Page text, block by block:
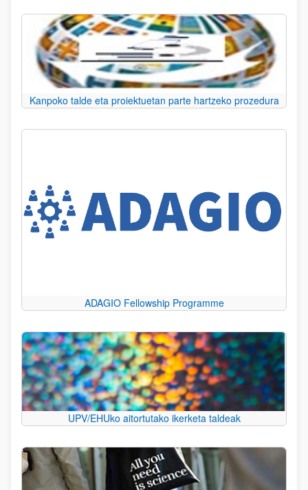
Kanpoko talde eta proiektuetan parte hartzeko prozedura
ADAGIO Fellowship Programme
UPV/EHUko aitortutako ikerketa taldeak